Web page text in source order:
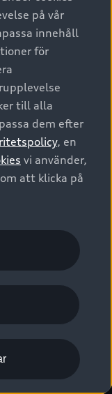
min bil av detta?
på vår
innehåll
för
till alla
dem efter
, en
vi använder,
att klicka på